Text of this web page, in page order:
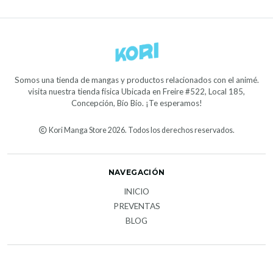
Somos una tienda de mangas y productos relacionados con el animé.
visita nuestra tienda física Ubicada en Freire #522, Local 185,
Concepción, Bío Bío. ¡Te esperamos!
Kori Manga Store 2026. Todos los derechos reservados.
NAVEGACIÓN
INICIO
PREVENTAS
BLOG